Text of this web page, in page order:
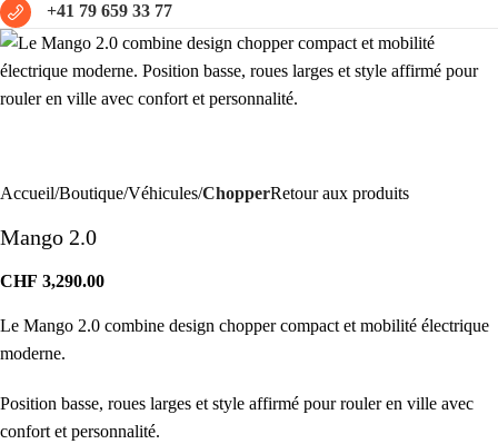
+41 79 659 33 77
Accueil Boutique Véhicules ChopperRetour aux produits
Mango 2.0
CHF 3,290.00
Le Mango 2.0 combine design chopper compact et mobilité électrique
moderne.
Position basse, roues larges et style affirmé pour rouler en ville avec
confort et personnalité.